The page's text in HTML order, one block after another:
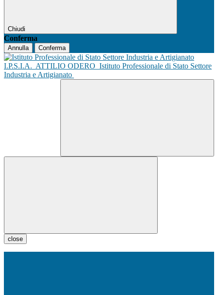
Chiudi
Conferma
Annulla Conferma
I.P.S.I.A. ATTILIO ODERO Istituto Professionale di Stato Settore
Industria e Artigianato
close